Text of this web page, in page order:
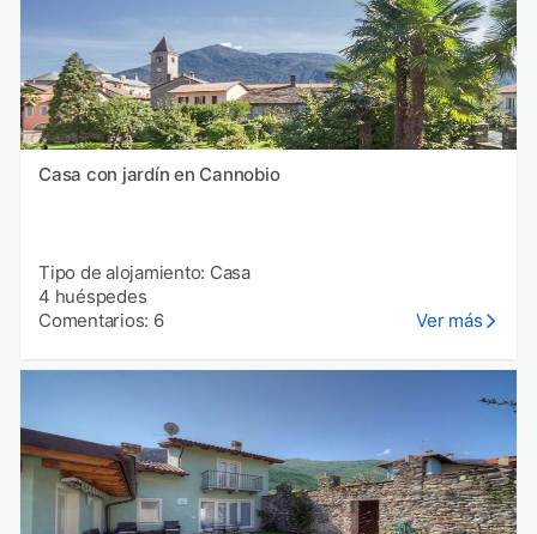
Casa con jardín en Cannobio
Tipo de alojamiento: Casa
4 huéspedes
Comentarios: 6
Ver más